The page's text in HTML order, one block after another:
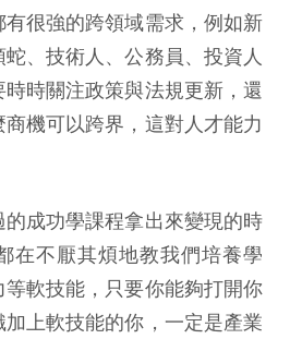
很強的跨領域需求，例如新
、技術人、公務員、投資人
時關注政策與法規更新，還
機可以跨界，這對人才能力
成功學課程拿出來變現的時
在不厭其煩地教我們培養學
軟技能，只要你能夠打開你
上軟技能的你，一定是產業